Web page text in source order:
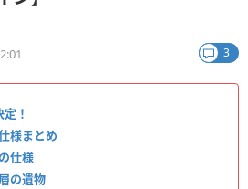
3
！
様まとめ
仕様
の遺物